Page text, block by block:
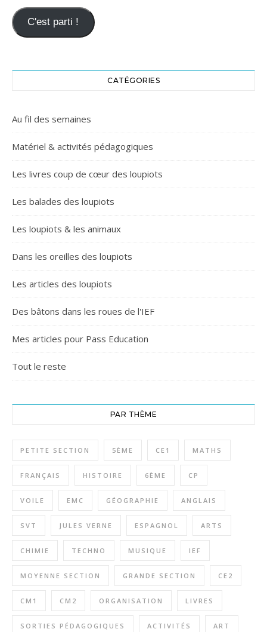
C'est parti !
CATÉGORIES
Au fil des semaines
Matériel & activités pédagogiques
Les livres coup de cœur des loupiots
Les balades des loupiots
Les loupiots & les animaux
Dans les oreilles des loupiots
Les articles des loupiots
Des bâtons dans les roues de l'IEF
Mes articles pour Pass Education
Tout le reste
PAR THÈME
PETITE SECTION 5ÈME CE1 MATHS
FRANÇAIS HISTOIRE 6ÈME CP
VOILE EMC GÉOGRAPHIE ANGLAIS
SVT JULES VERNE ESPAGNOL ARTS
CHIMIE TECHNO MUSIQUE IEF
MOYENNE SECTION GRANDE SECTION CE2
CM1 CM2 ORGANISATION LIVRES
SORTIES PÉDAGOGIQUES ACTIVITÉS ART